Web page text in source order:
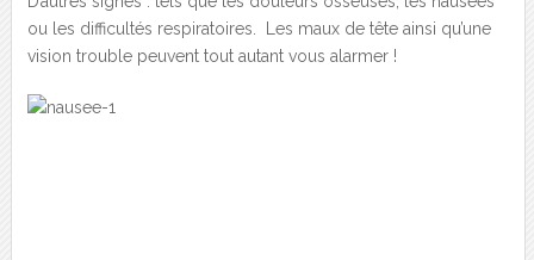
ou les difficultés respiratoires. Les maux de tête ainsi qu’une
vision trouble peuvent tout autant vous alarmer !